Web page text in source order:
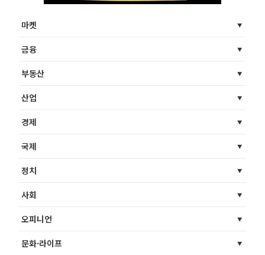
마켓
금융
부동산
산업
경제
국제
정치
사회
오피니언
문화·라이프